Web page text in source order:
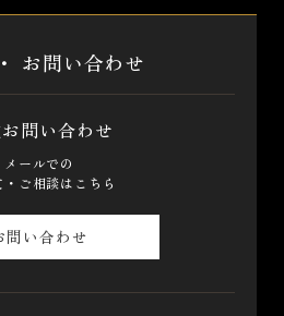
お問い合わせ
問い合わせ
メールでの
・ご相談はこちら
問い合わせ